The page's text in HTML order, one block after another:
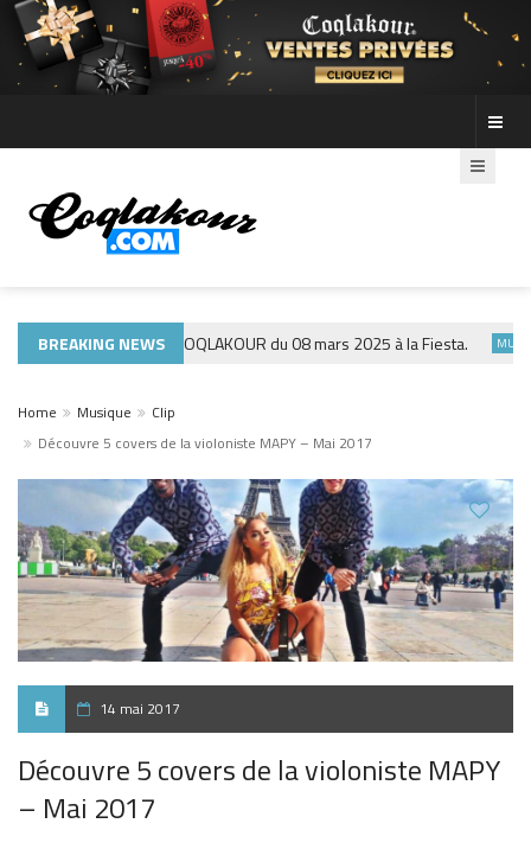
BREAKING NEWS
de la soirée COQLAKOUR du 08 mars 2025 à la Fiesta. MUSIQUE
Home Musique
Clip
Découvre 5 covers de la violoniste MAPY – Mai 2017
14 mai 2017
Découvre 5 covers de la violoniste MAPY
– Mai 2017